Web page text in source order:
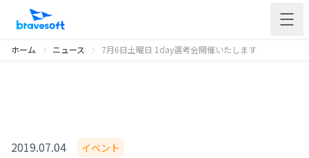
ホーム ニュース 7月6日土曜日 1day選考会開催いたします
2019.07.04 イベント